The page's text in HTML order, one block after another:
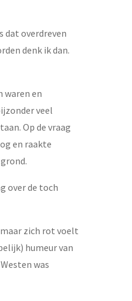
dat overdreven
denk ik dan.
waren en
veel
Op de vraag
en raakte
over de toch
zich rot voelt
humeur van
was